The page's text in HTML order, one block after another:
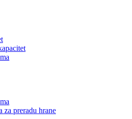
za preradu hrane